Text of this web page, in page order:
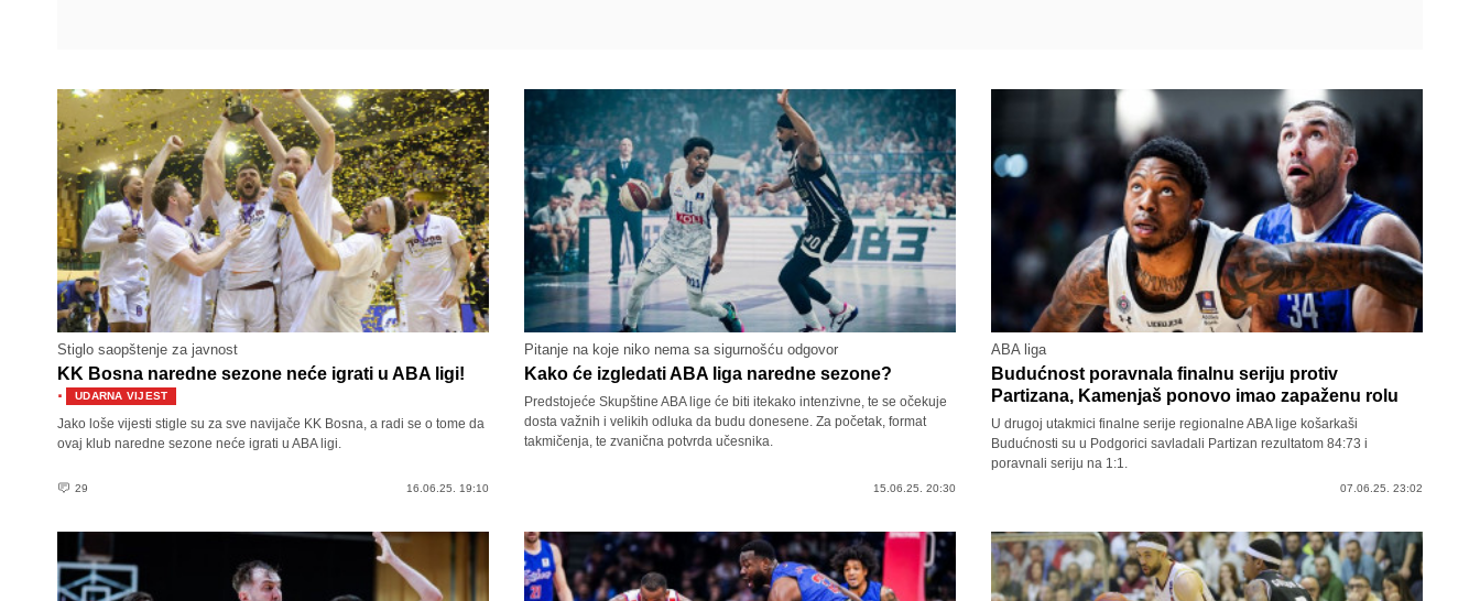
Stiglo saopštenje za javnost
KK Bosna naredne sezone neće igrati u ABA ligi!
· UDARNA VIJEST
Jako loše vijesti stigle su za sve navijače KK Bosna, a radi se o tome da
ovaj klub naredne sezone neće igrati u ABA ligi.
29 16.06.25. 19:10
Pitanje na koje niko nema sa sigurnošću odgovor
Kako će izgledati ABA liga naredne sezone?
Predstojeće Skupštine ABA lige će biti itekako intenzivne, te se očekuje
dosta važnih i velikih odluka da budu donesene. Za početak, format
takmičenja, te zvanična potvrda učesnika.
15.06.25. 20:30
ABA liga
Budućnost poravnala finalnu seriju protiv
Partizana, Kamenjaš ponovo imao zapaženu rolu
U drugoj utakmici finalne serije regionalne ABA lige košarkaši
Budućnosti su u Podgorici savladali Partizan rezultatom 84:73 i
poravnali seriju na 1:1.
07.06.25. 23:02